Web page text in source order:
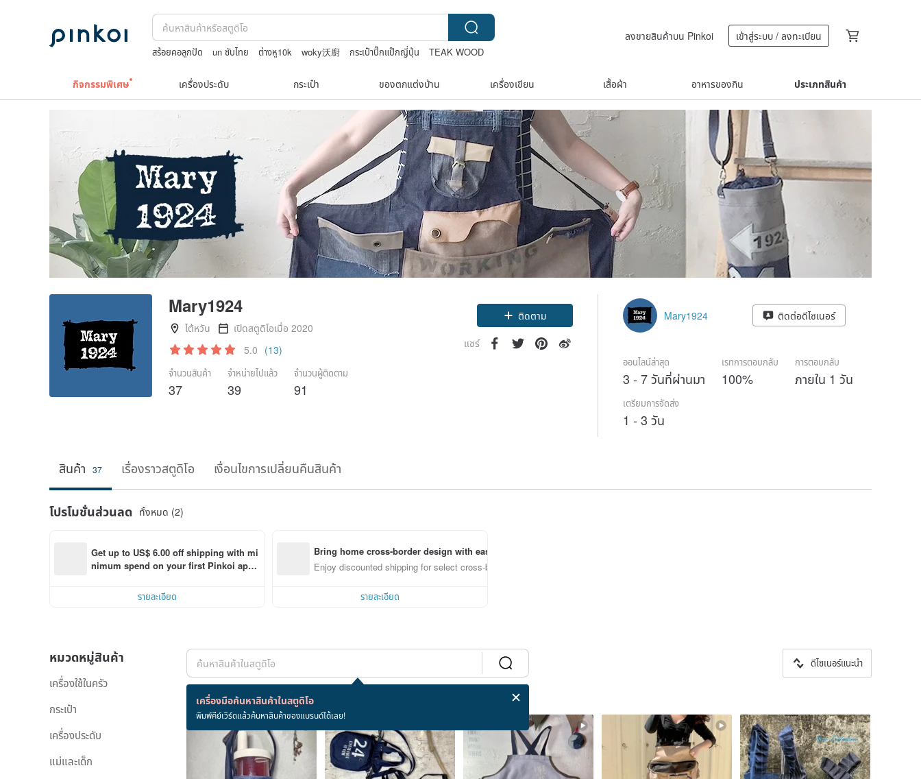
สร้อยคอลูกปัด un ซับไทย ต่างหู10k woky沃廚 กระเป๋าปิ๊กแป๊กญี่ปุ่น
TEAK WOOD
ลงขายสินค้าบน Pinkoi เข้าสู่ระบบ / ลงทะเบียน
กิจกรรมพิเศษ เครื่องประดับ กระเป๋า ของตกแต่งบ้าน เครื่องเขียน เสื้อผ้า อาหารของกิน ประเภทสินค้า
Mary1924
ไต้หวัน
เปิดสตูดิโอเมื่อ 2020
5.0 (13)
จำนวนสินค้า
37
จำหน่ายไปแล้ว
39
จำนวนผู้ติดตาม
91
ติดตาม
แชร์
Mary1924 ติดต่อดีไซเนอร์
ออนไลน์ล่าสุด
3 - 7 วันที่ผ่านมา
เรทการตอบกลับ
100%
การตอบกลับ
ภายใน 1 วัน
เตรียมการจัดส่ง
1 - 3 วัน
สินค้า 37 เรื่องราวสตูดิโอ เงื่อนไขการเปลี่ยนคืนสินค้า
โปรโมชั่นส่วนลด ทั้งหมด (2)
Get up to US$ 6.00 off shipping with mi
nimum spend on your first Pinkoi app
รายละเอียด
Bring home cross-border design with ease
Enjoy discounted shipping for select cross-border items
รายละเอียด
หมวดหมู่สินค้า
เครื่องใช้ในครัว
กระเป๋า
เครื่องประดับ
แม่และเด็ก
เครื่องมือค้นหาสินค้าในสตูดิโอ
พิมพ์คีย์เวิร์ดแล้วค้นหาสินค้าของแบรนด์ได้เลย!
ดีไซเนอร์แนะนำ
สินค้า 37 ชิ้น